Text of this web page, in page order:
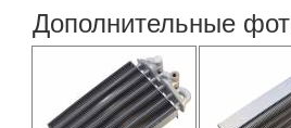
Дополнительные